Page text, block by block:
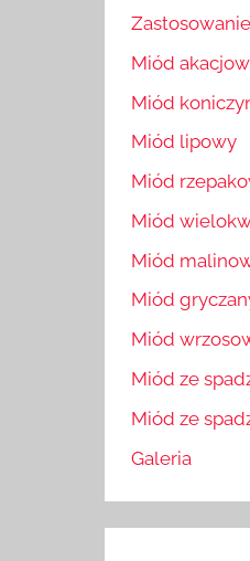
Miód
Miód
Miód lipowy
Miód
Miód
Miód
Miód
Miód
Miód ze
Miód ze
Galeria